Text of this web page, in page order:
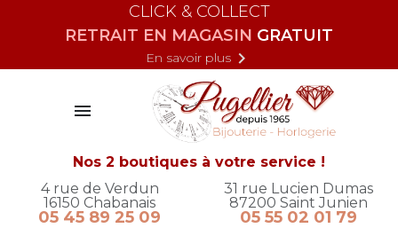
CLICK & COLLECT
RETRAIT EN MAGASIN GRATUIT
En savoir plus 

Nos 2 boutiques à votre service !
4 rue de Verdun
16150 Chabanais
05 45 89 25 09
31 rue Lucien Dumas
87200 Saint Junien
05 55 02 01 79